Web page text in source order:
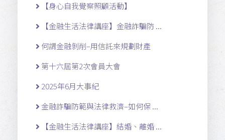
【身心自我覺察照顧活動】
【金融生活法律講座】金融詐騙防 ...
何謂金融剝削–用信託來規劃財產
第十六屆第2次會員大會
2025年6月大事紀
金融詐騙防範與法律救濟–如何保 ...
【金融生活法律講座】結婚、離婚 ...